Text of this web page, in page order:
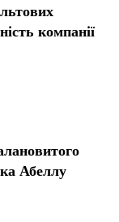
компанії
Абеллу